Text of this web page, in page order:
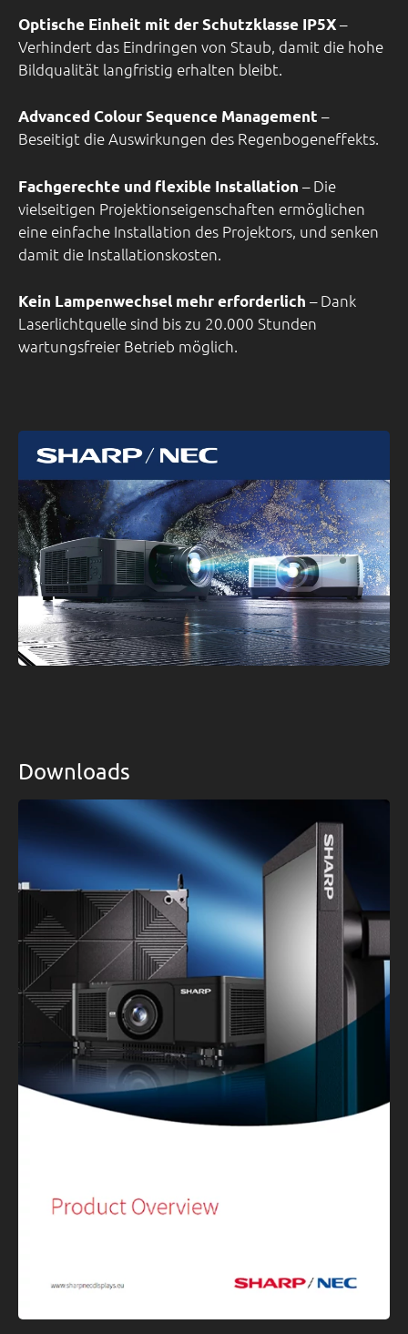
Optische Einheit mit der Schutzklasse IP5X–
Verhindert das Eindringen von Staub, damit die hohe
Bildqualität langfristig erhalten bleibt.
Advanced Colour Sequence Management –
Beseitigt die Auswirkungen des Regenbogeneffekts.
Fachgerechte und flexible Installation – Die
vielseitigen Projektionseigenschaften ermöglichen
eine einfache Installation des Projektors, und senken
damit die Installationskosten.
Kein Lampenwechsel mehr erforderlich – Dank
Laserlichtquelle sind bis zu 20.000 Stunden
wartungsfreier Betrieb möglich.
Downloads